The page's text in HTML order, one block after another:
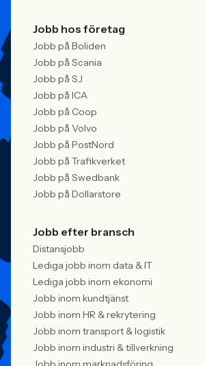
Jobb hos företag
Jobb på Boliden
Jobb på Scania
Jobb på SJ
Jobb på ICA
Jobb på Coop
Jobb på Volvo
Jobb på PostNord
Jobb på Trafikverket
Jobb på Swedbank
Jobb på Dollarstore
Jobb efter bransch
Distansjobb
Lediga jobb inom data & IT
Lediga jobb inom ekonomi
Jobb inom kundtjänst
Jobb inom HR & rekrytering
Jobb inom transport & logistik
Jobb inom industri & tillverkning